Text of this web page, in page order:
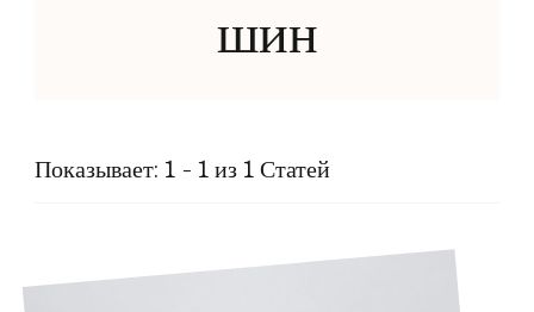
шин
Показывает: 1 - 1 из 1 Статей